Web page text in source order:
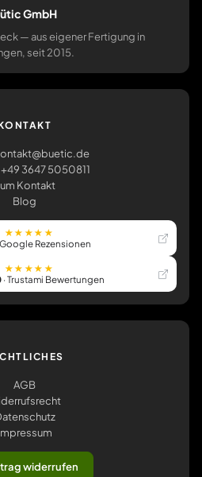
GmbH
— aus eigener Fertigung in
seit 2015.
3647 5050811
Kontakt
Blog
★★★★★
Rezensionen
★★★★★
· Trustami Bewertungen
AGB
widerrufen